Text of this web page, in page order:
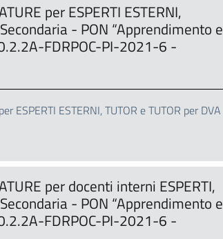
per ESPERTI ESTERNI,
- PON “Apprendimento e
FDRPOC-PI-2021-6 -
ESPERTI ESTERNI, TUTOR e TUTOR per DVA
per docenti interni ESPERTI,
- PON “Apprendimento e
FDRPOC-PI-2021-6 -